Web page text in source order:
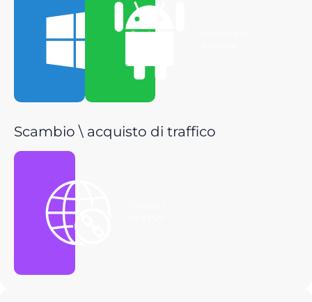
Scarica per
Scambio \ acquisto di traffico